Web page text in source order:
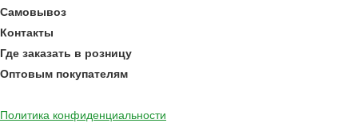
Самовывоз
Контакты
Где заказать в розницу
Оптовым покупателям
Политика конфиденциальности